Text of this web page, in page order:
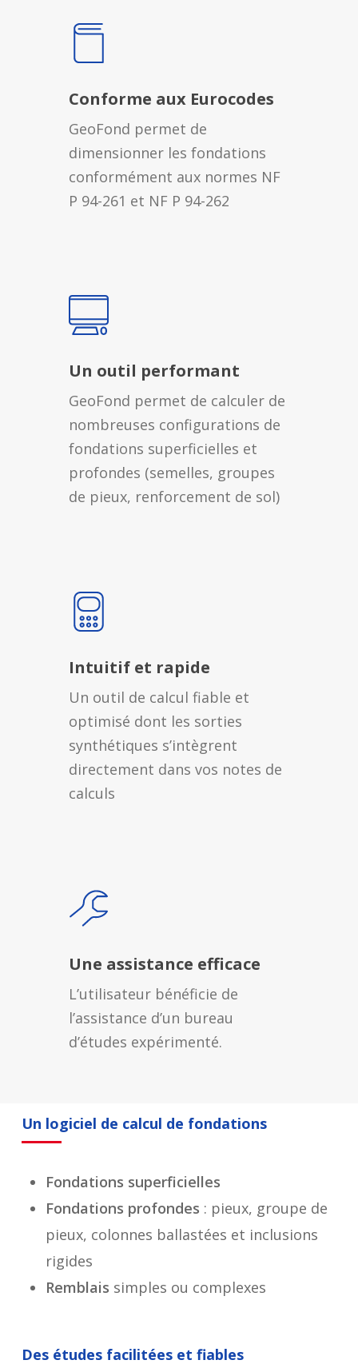
Conforme aux Eurocodes
GeoFond permet de
dimensionner les fondations
conformément aux normes NF
P 94-261 et NF P 94-262
Un outil performant
GeoFond permet de calculer de
nombreuses configurations de
fondations superficielles et
profondes (semelles, groupes
de pieux, renforcement de sol)
Intuitif et rapide
Un outil de calcul fiable et
optimisé dont les sorties
synthétiques s’intègrent
directement dans vos notes de
calculs
Une assistance efficace
L’utilisateur bénéficie de
l’assistance d’un bureau
d’études expérimenté.
Un logiciel de calcul de fondations
Fondations superficielles
Fondations profondes : pieux, groupe de
pieux, colonnes ballastées et inclusions
rigides
Remblais simples ou complexes
Des études facilitées et fiables